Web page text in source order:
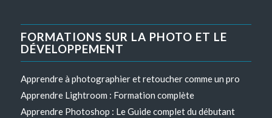
FORMATIONS SUR LA PHOTO ET LE
DÉVELOPPEMENT
Apprendre à photographier et retoucher comme un pro
Apprendre Lightroom : Formation complète
Apprendre Photoshop : Le Guide complet du débutant